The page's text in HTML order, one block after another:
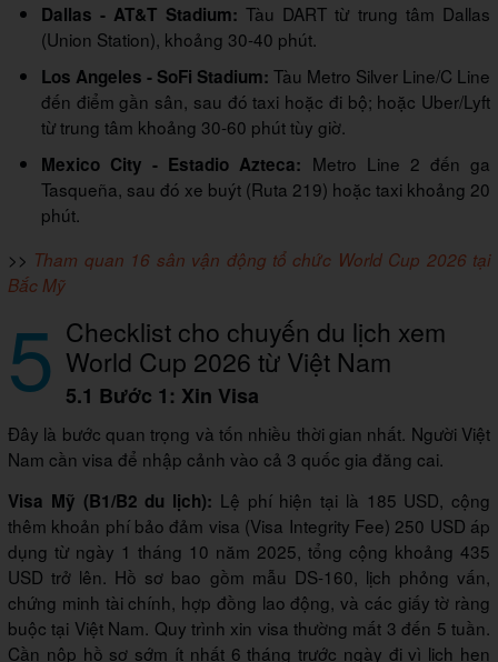
Dallas - AT&T Stadium: Tàu DART từ trung tâm Dallas
(Union Station), khoảng 30-40 phút.
Los Angeles - SoFi Stadium: Tàu Metro Silver Line/C Line
đến điểm gần sân, sau đó taxi hoặc đi bộ; hoặc Uber/Lyft
từ trung tâm khoảng 30-60 phút tùy giờ.
Mexico City - Estadio Azteca: Metro Line 2 đến ga
Tasqueña, sau đó xe buýt (Ruta 219) hoặc taxi khoảng 20
phút.
>> Tham quan 16 sân vận động tổ chức World Cup 2026 tại
Bắc Mỹ
5 Checklist cho chuyến du lịch xem
World Cup 2026 từ Việt Nam
5.1 Bước 1: Xin Visa
Đây là bước quan trọng và tốn nhiều thời gian nhất. Người Việt
Nam cần visa để nhập cảnh vào cả 3 quốc gia đăng cai.
Visa Mỹ (B1/B2 du lịch): Lệ phí hiện tại là 185 USD, cộng
thêm khoản phí bảo đảm visa (Visa Integrity Fee) 250 USD áp
dụng từ ngày 1 tháng 10 năm 2025, tổng cộng khoảng 435
USD trở lên. Hồ sơ bao gồm mẫu DS-160, lịch phỏng vấn,
chứng minh tài chính, hợp đồng lao động, và các giấy tờ ràng
buộc tại Việt Nam. Quy trình xin visa thường mất 3 đến 5 tuần.
Cần nộp hồ sơ sớm ít nhất 6 tháng trước ngày đi vì lịch hẹn